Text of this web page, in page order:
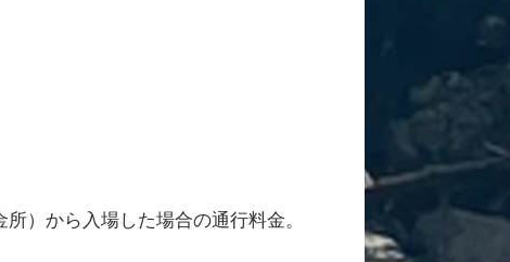
）から入場した場合の通行料金。